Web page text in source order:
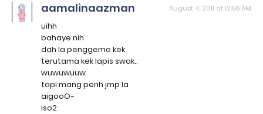
aamalinaazman August 4, 2011 at 12:56 AM
uihh
bahaye nih
dah la penggemo kek
terutama kek lapis swak..
wuwuwuuw
tapi mang penh jmp la
aigooO~
iso2